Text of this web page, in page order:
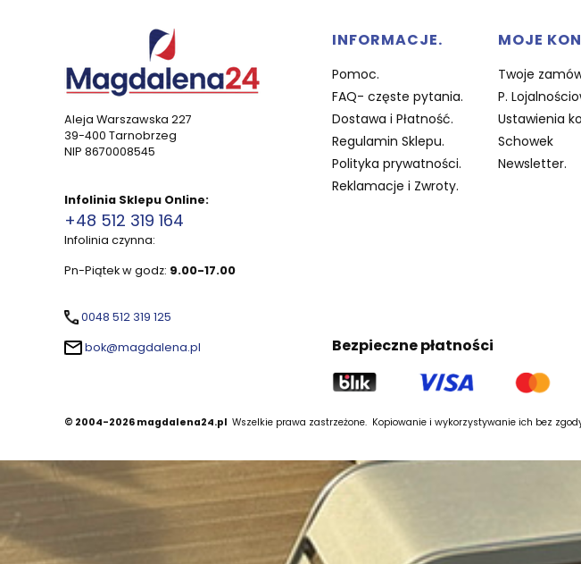
Aleja Warszawska 227
39-400 Tarnobrzeg
NIP 8670008545
Infolinia Sklepu Online:
+48 512 319 164
Infolinia czynna:
Pn-Piątek w godz: 9.00-17.00
0048 512 319 125
bok@magdalena.pl
Linki w stopce
INFORMACJE.
Pomoc.
FAQ- częste pytania.
Dostawa i Płatność.
Regulamin Sklepu.
Polityka prywatności.
Reklamacje i Zwroty.
MOJE
Twoje
P.
Ustawienia
Schowek
Newsletter.
Bezpieczne płatności
© 2004-2026 magdalena24.pl Wszelkie prawa zastrzeżone. Kopiowanie i wykorzystywanie ich bez